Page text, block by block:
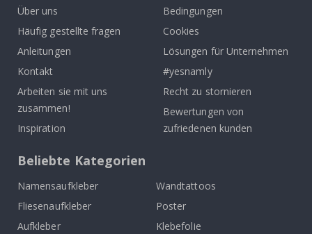
Über uns
Häufig gestellte fragen
Anleitungen
Kontakt
Arbeiten sie mit uns
zusammen!
Inspiration
Bedingungen
Cookies
Lösungen für Unternehmen
#yesnamly
Recht zu stornieren
Bewertungen von
zufriedenen kunden
Beliebte Kategorien
Namensaufkleber
Wandtattoos
Fliesenaufkleber
Poster
Aufkleber
Klebefolie